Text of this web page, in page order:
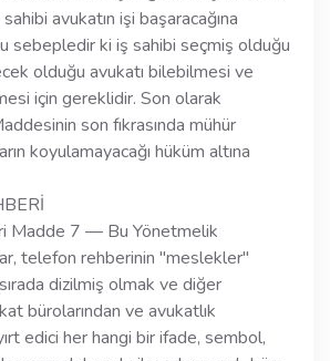
avukatın işi başaracağına
sebepledir ki iş sahibi seçmiş olduğu
olduğu avukatı bilebilmesi ve
için gereklidir. Son olarak
son fıkrasında mühür
koyulamayacağı hüküm altına
Madde 7 — Bu Yönetmelik
telefon rehberinin "meslekler"
dizilmiş olmak ve diğer
bürolarından ve avukatlık
edici her hangi bir ifade, sembol,